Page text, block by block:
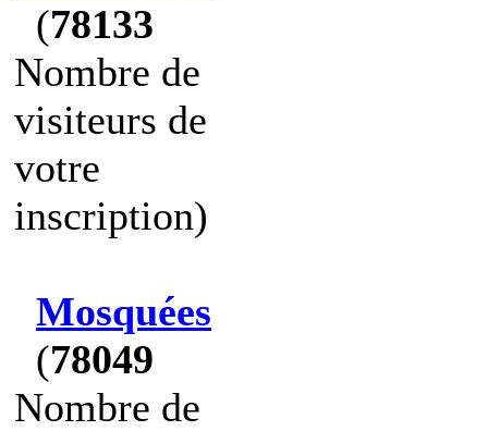
(78133
Nombre de
visiteurs de
votre
inscription)
Mosquées
(78049
Nombre de